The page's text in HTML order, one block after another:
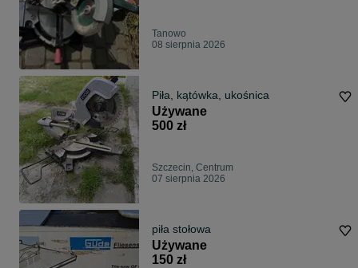
Tanowo
08 sierpnia 2026
Piła, kątówka, ukośnica
Używane
500 zł
Szczecin, Centrum
07 sierpnia 2026
piła stołowa
Używane
150 zł